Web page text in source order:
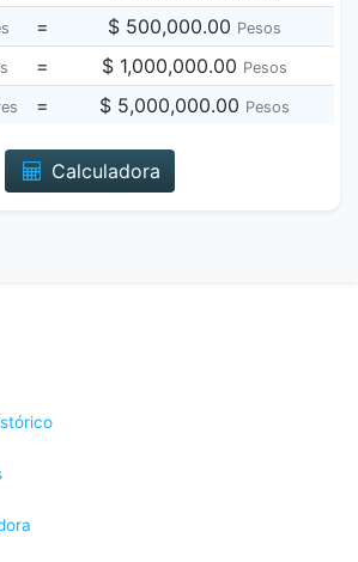
= $ 500,000.00 Pesos
= $ 1,000,000.00 Pesos
= $ 5,000,000.00 Pesos
Calculadora